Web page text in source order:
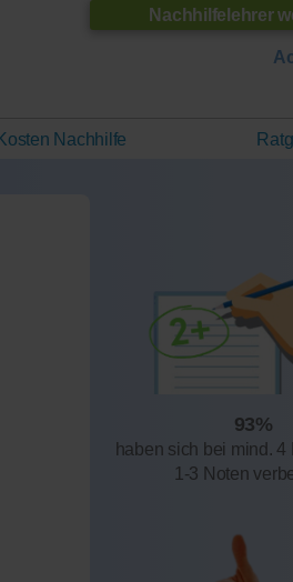
Nachhilfelehrer
Kosten Nachhilfe
93%
haben sich bei mind.
1-3 Noten